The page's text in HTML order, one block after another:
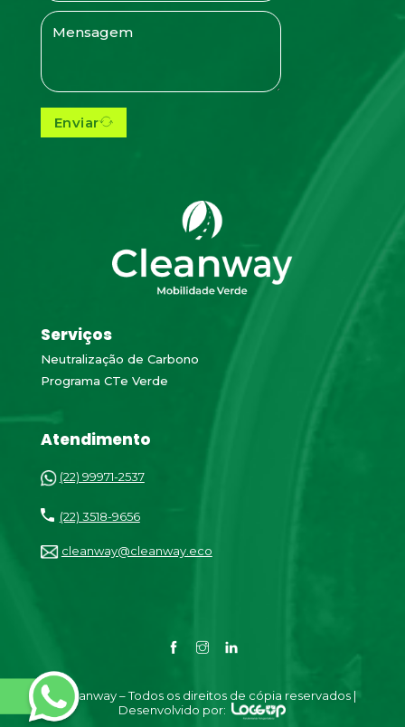
Serviços
Neutralização de Carbono
Programa CTe Verde
Atendimento
(22) 99971-2537
(22) 3518-9656
cleanway@cleanway.eco
©Cleanway – Todos os direitos de cópia reservados |
Desenvolvido por:
Enviar